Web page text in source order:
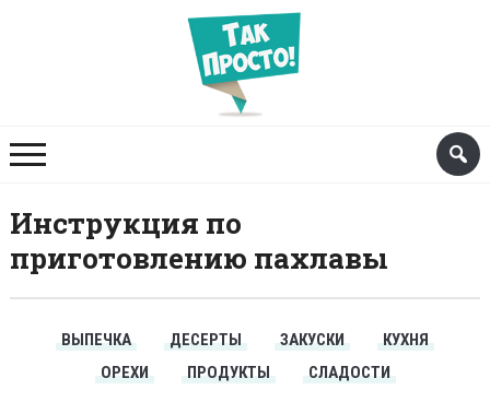
Инструкция по
приготовлению пахлавы
ВЫПЕЧКА ДЕСЕРТЫ ЗАКУСКИ
КУХНЯ
ОРЕХИ
ПРОДУКТЫ СЛАДОСТИ